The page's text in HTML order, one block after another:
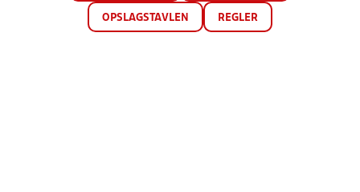
OPSLAGSTAVLEN REGLER